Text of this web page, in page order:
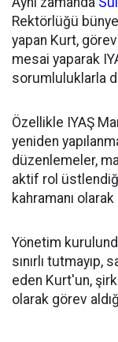
Rektörlüğü
yapan Kurt,
mesai yaparak
sorumluluklarla
Özellikle IYAŞ
yeniden
düzenlemeler,
aktif rol
kahramanı olarak
Yönetim
sınırlı tutmayıp,
eden Kurt'un,
olarak görev